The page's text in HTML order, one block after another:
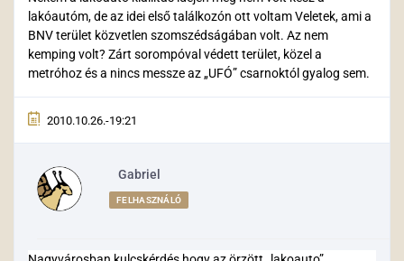
lakóautóm, de az idei első találkozón ott voltam Veletek, ami a
BNV terület közvetlen szomszédságában volt. Az nem
kemping volt? Zárt sorompóval védett terület, közel a
metróhoz és a nincs messze az „UFÓ” csarnoktól gyalog sem.
2010.10.26.-19:21
Gabriel
FELHASZNÁLÓ